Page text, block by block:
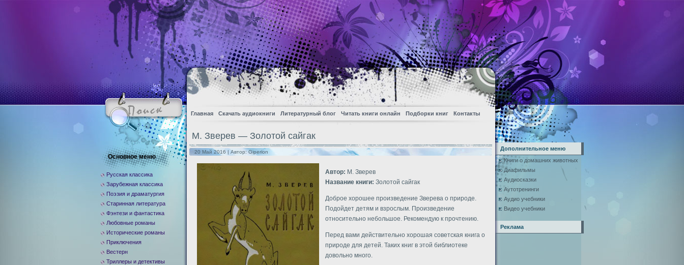
Главная Скачать аудиокниги Литературный блог Читать книги онлайн Подборки книг Контакты
М. Зверев — Золотой сайгак
20 Май 2016 | Автор:Giperion
Автор: М. Зверев
Название книги: Золотой сайгак
Доброе хорошее произведение Зверева о природе.
Подойдет детям и взрослым. Произведение
относительно небольшое. Рекомендую к прочтению.
Перед вами действительно хорошая советская книга о
природе для детей. Таких книг в этой библиотеке
довольно много.
Основное меню
Русская классика
Зарубежная классика
Поэзия и драматургия
Старинная литература
Фэнтези и фантастика
Любовные романы
Исторические романы
Приключения
Вестерн
Триллеры и детективы
Дополнительное меню
Книги о домашних животных
Диафильмы
Аудиосказки
Аутотренинги
Аудио учебники
Видео учебники
Реклама